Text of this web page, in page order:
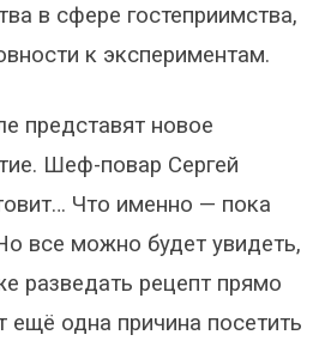
в сфере гостеприимства,
к экспериментам.
представят новое
Шеф-повар Сергей
Что именно — пока
все можно будет увидеть,
разведать рецепт прямо
ещё одна причина посетить